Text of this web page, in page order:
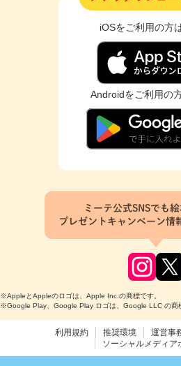
iOSをご利用の方
Androidをご利用の
ミーテ公式SNSでも絵
プレゼントキャンペーン情
※AppleとAppleのロゴは、Apple Inc.の商標です。
※Google Play、Google Play ロゴは、Google LLC の商
利用規約 推奨環境 運営事
ソーシャルメディア